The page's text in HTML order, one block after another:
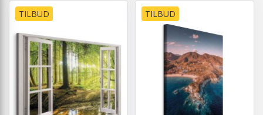
TILBUD TILBUD